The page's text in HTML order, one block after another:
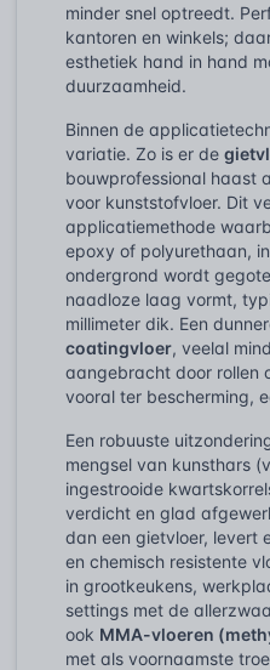
minder snel optreedt.
kantoren en winkels;
esthetiek hand in hand
duurzaamheid.
Binnen de
variatie. Zo is er de
bouwprofessional haast
voor kunststofvloer. Dit
applicatiemethode
epoxy of polyurethaan,
ondergrond wordt
naadloze laag vormt,
millimeter dik. Een
coatingvloer, veelal
aangebracht door rollen
vooral ter bescherming,
Een robuuste
mengsel van kunsthars
ingestrooide
verdicht en glad
dan een gietvloer, levert
en chemisch resistente
in grootkeukens,
settings met de
ook MMA-vloeren
met als voornaamste